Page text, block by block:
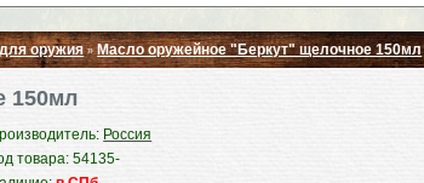
Свернуть ▲
оружия» Масло оружейное "Беркут" щелочное 150мл
150мл
Россия
товара: 54135-